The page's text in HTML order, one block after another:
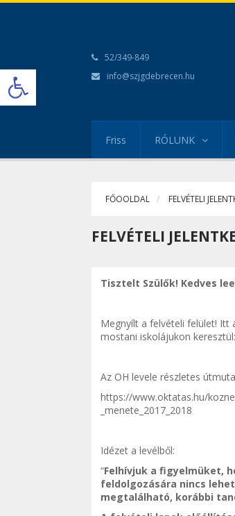
Open toolbar
52/349-849
info@szjgdebrecen.hu
Friss RÓLUNK
FŐOOLDAL FELVÉTELI
FELVÉTELI
Tisztelt Szülők! Kedves
Megnyílt a felvételi felület! Itt
mostani iskolájukon
Az OH levele részletes
https://www.oktatas.hu/
_menete_2017_2018
Idézet a levélből:
“Felhívjuk a figyelmüket,
feldolgozására nincs
megtalálható, korábbi